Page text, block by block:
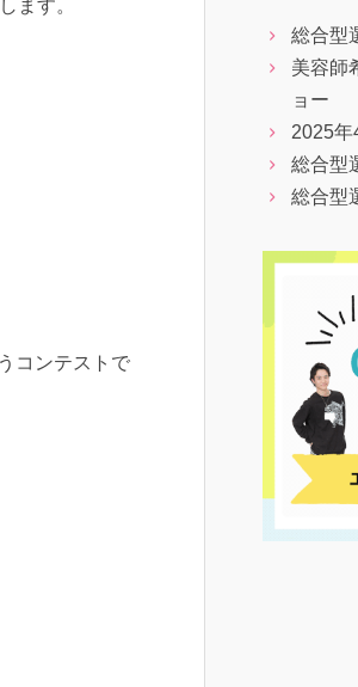
ます。
コンテストで
総合型
美容師
ョー
2025年
総合型
総合型